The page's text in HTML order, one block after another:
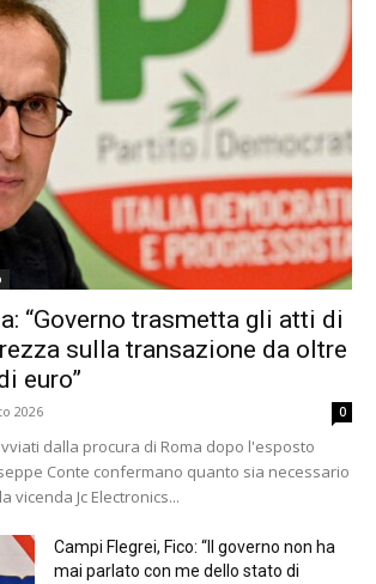
“Governo trasmetta gli atti di
sulla transazione da oltre
euro”
2026 0
dalla procura di Roma dopo l'esposto
Conte confermano quanto sia necessario
vicenda Jc Electronics...
Campi Flegrei, Fico: “Il governo non ha
mai parlato con me dello stato di